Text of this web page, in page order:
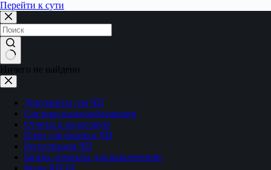
Перейти к сути
Ничего не найдено
Документы для ЧП
Система налогообложения
Отчеты в налоговую
Идеи для бизнеса ЧП
Регистрация ЧП
Бизнес-проекты для развлечений
Коды КВЭД